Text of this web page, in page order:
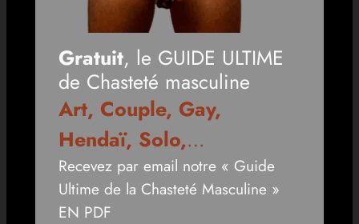
Gratuit, le GUIDE ULTIME
de Chasteté masculine
Art, Couple, Gay,
Hendaï, Solo,…
Recevez par email notre « Guide
Ultime de la Chasteté Masculine »
EN PDF